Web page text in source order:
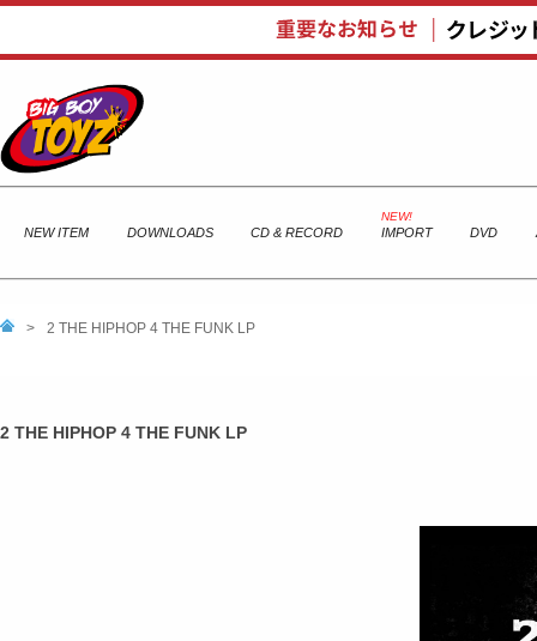
NEW ITEM DOWNLOADS CD & RECORD IMPORT DVD
> 2 THE HIPHOP 4 THE FUNK LP
2 THE HIPHOP 4 THE FUNK LP